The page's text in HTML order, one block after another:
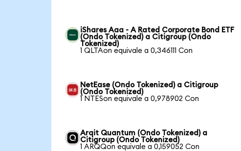
iShares Aaa - A Rated Corporate Bond ETF
(Ondo Tokenized) a Citigroup (Ondo
Tokenized)
1 QLTAon equivale a 0,346111 Con
NetEase (Ondo Tokenized) a Citigroup
(Ondo Tokenized)
1 NTESon equivale a 0,978902 Con
Arqit Quantum (Ondo Tokenized) a
Citigroup (Ondo Tokenized)
1 ARQQon equivale a 0,159052 Con